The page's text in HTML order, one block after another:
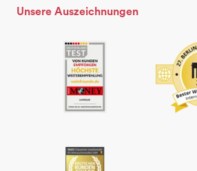
Unsere Auszeichnungen